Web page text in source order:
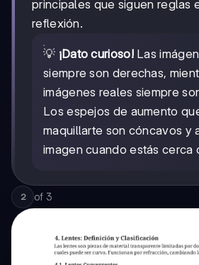
principales que siguen reglas
reflexión.
💡 ¡Dato curioso!Las
siempre son derechas,
imágenes reales siempre
Los espejos de aumento
maquillarte son cóncavos y
imagen cuando estás cerca
2 of 3